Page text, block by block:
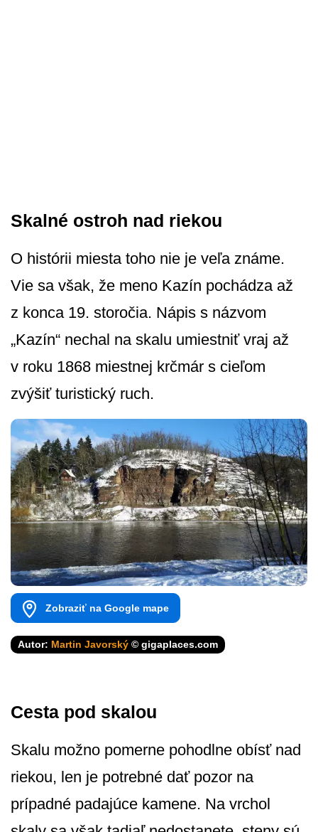
Skalné ostroh nad riekou
O histórii miesta toho nie je veľa známe.
Vie sa však, že meno Kazín pochádza až
z konca 19. storočia. Nápis s názvom
„Kazín“ nechal na skalu umiestniť vraj až
v roku 1868 miestnej krčmár s cieľom
zvýšiť turistický ruch.
Zobraziť na Google mape
Autor: Martin Javorský © gigaplaces.com
Cesta pod skalou
Skalu možno pomerne pohodlne obísť nad
riekou, len je potrebné dať pozor na
prípadné padajúce kamene. Na vrchol